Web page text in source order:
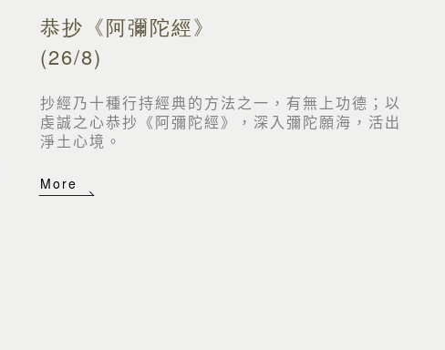
恭抄《阿彌陀經》
(26/8)
抄經乃十種行持經典的方法之一，有無上功德；以
虔誠之心恭抄《阿彌陀經》，深入彌陀願海，活出
淨土心境。
More